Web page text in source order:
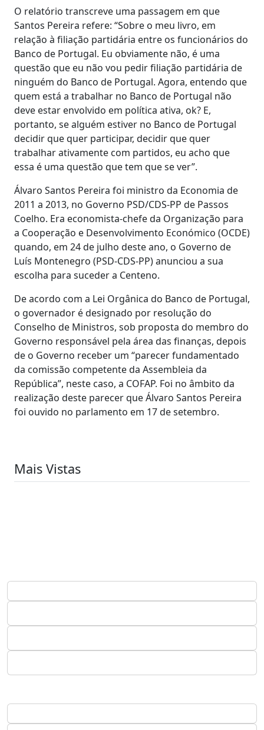
O relatório transcreve uma passagem em que
Santos Pereira refere: “Sobre o meu livro, em
relação à filiação partidária entre os funcionários do
Banco de Portugal. Eu obviamente não, é uma
questão que eu não vou pedir filiação partidária de
ninguém do Banco de Portugal. Agora, entendo que
quem está a trabalhar no Banco de Portugal não
deve estar envolvido em política ativa, ok? E,
portanto, se alguém estiver no Banco de Portugal
decidir que quer participar, decidir que quer
trabalhar ativamente com partidos, eu acho que
essa é uma questão que tem que se ver”.
Álvaro Santos Pereira foi ministro da Economia de
2011 a 2013, no Governo PSD/CDS-PP de Passos
Coelho. Era economista-chefe da Organização para
a Cooperação e Desenvolvimento Económico (OCDE)
quando, em 24 de julho deste ano, o Governo de
Luís Montenegro (PSD-CDS-PP) anunciou a sua
escolha para suceder a Centeno.
De acordo com a Lei Orgânica do Banco de Portugal,
o governador é designado por resolução do
Conselho de Ministros, sob proposta do membro do
Governo responsável pela área das finanças, depois
de o Governo receber um “parecer fundamentado
da comissão competente da Assembleia da
República”, neste caso, a COFAP. Foi no âmbito da
realização deste parecer que Álvaro Santos Pereira
foi ouvido no parlamento em 17 de setembro.
Mais Vistas